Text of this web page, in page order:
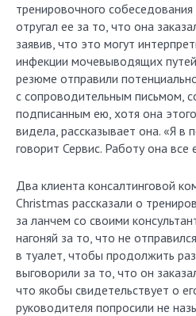
тренировочного собеседования
отругал ее за то, что она
заявив, что это могут
инфекции мочевыводящих
резюме отправили
с сопроводительным письмом,
подписанным ею, хотя она
видела, рассказывает она. «Я в
говорит Сервис. Работу она
Два клиента консалтинговой
Christmas рассказали о
за ланчем со своими
нагоняй за то, что не
в туалет, чтобы продолжить
выговорили за то, что он
что якобы свидетельствует о
руководителя попросили не